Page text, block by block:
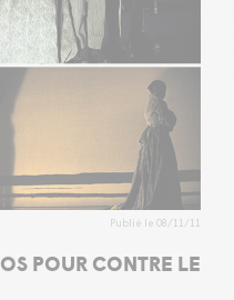
Publié le 08/11/11
POUR CONTRE LE